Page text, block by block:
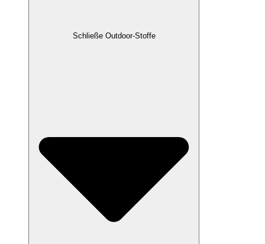
Schließe Outdoor-Stoffe